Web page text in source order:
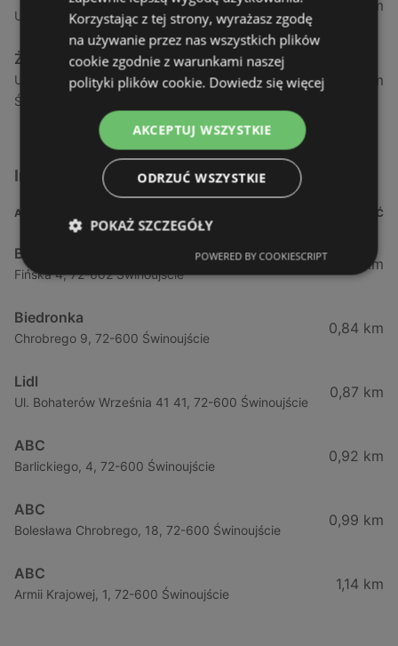
Ul. Armii Krajowej 12 / 1a, 72-600 Świnoujście
1,04 km
Żabka
Ul. Wybrzeże Wł. Iv 26/27 Lok. Lu, 72-600
Świnoujście
1,05 km
Inne sklepy Supermarkety w pobliżu
ADRES ODLEGŁOŚĆ
Biedronka
Fińska 4, 72-602 Świnoujście
0,23 km
Biedronka
Chrobrego 9, 72-600 Świnoujście
0,84 km
Lidl
Ul. Bohaterów Września 41 41, 72-600 Świnoujście
0,87 km
ABC
Barlickiego, 4, 72-600 Świnoujście
0,92 km
ABC
Bolesława Chrobrego, 18, 72-600 Świnoujście
0,99 km
ABC
Armii Krajowej, 1, 72-600 Świnoujście
1,14 km
Korzystając z tej strony, wyrażasz zgodę
na używanie przez nas wszystkich plików
cookie zgodnie z warunkami naszej
polityki plików cookie. Dowiedz się więcej
AKCEPTUJ WSZYSTKIE
ODRZUĆ WSZYSTKIE
POKAŻ SZCZEGÓŁY
POWERED BY COOKIESCRIPT